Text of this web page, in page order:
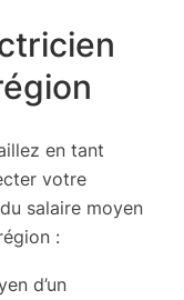
en tant
votre
salaire moyen
:
d’un